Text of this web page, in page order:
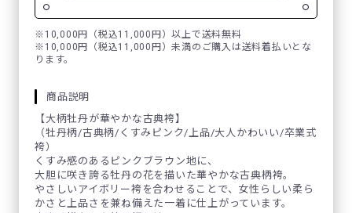
※10,000円（税込11,000円）以上で送料無料
※10,000円（税込11,000円）未満のご購入は送料着払いとな
ります。
商品説明
【大柄牡丹が華やかな古典袴】
（牡丹柄/古典柄/くすみピンク/上品/大人かわいい/卒業式
袴）
くすみ感のあるピンクブラウン地に、
大胆に咲き誇る牡丹の花を描いた華やかな古典柄袴。
やさしいアイボリー袴を合わせることで、女性らしい柔ら
かさと上品さを兼ね備えた一着に仕上がっています。